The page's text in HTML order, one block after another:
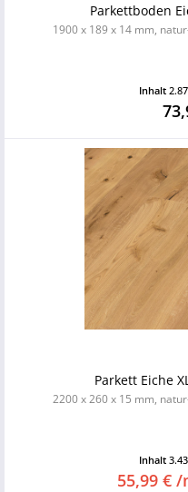
Parkettboden
1900 x 189 x 14 mm,
Inhalt
Parkett Eiche
2200 x 260 x 15 mm,
Inhalt
55,99 € /